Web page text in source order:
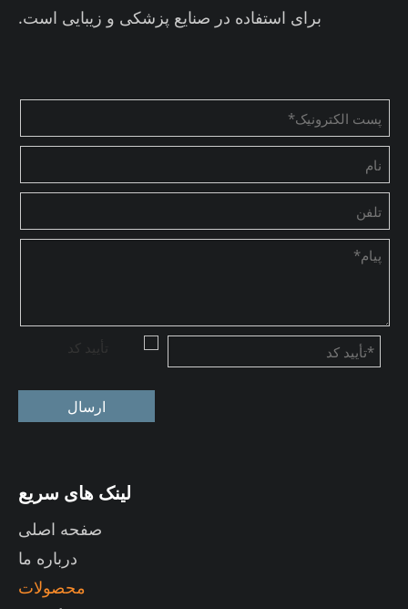
برای استفاده در صنایع پزشکی و زیبایی است.
ارسال
لینک های سریع
صفحه اصلی
درباره ما
محصولات